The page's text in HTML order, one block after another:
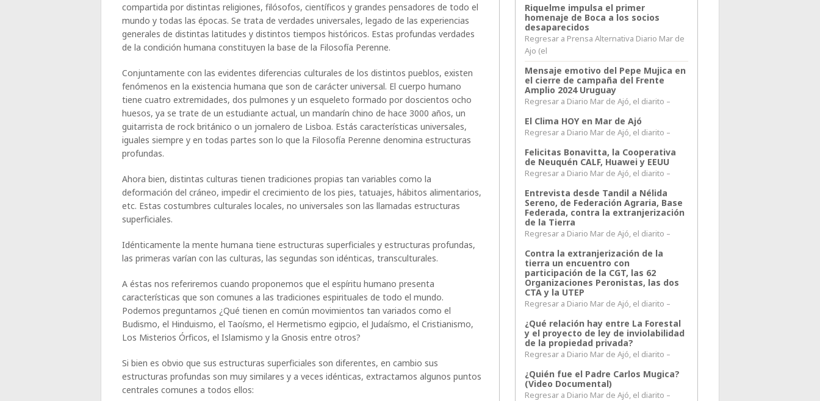
compartida por distintas religiones, filósofos, científicos y grandes pensadores de todo el
mundo y todas las épocas. Se trata de verdades universales, legado de las experiencias
generales de distintas latitudes y distintos tiempos históricos. Estas profundas verdades
de la condición humana constituyen la base de la Filosofía Perenne.
Conjuntamente con las evidentes diferencias culturales de los distintos pueblos, existen
fenómenos en la existencia humana que son de carácter universal. El cuerpo humano
tiene cuatro extremidades, dos pulmones y un esqueleto formado por doscientos ocho
huesos, ya se trate de un estudiante actual, un mandarín chino de hace 3000 años, un
guitarrista de rock británico o un jornalero de Lisboa. Estás características universales,
iguales siempre y en todas partes son lo que la Filosofía Perenne denomina estructuras
profundas.
Ahora bien, distintas culturas tienen tradiciones propias tan variables como la
deformación del cráneo, impedir el crecimiento de los pies, tatuajes, hábitos alimentarios,
etc. Estas costumbres culturales locales, no universales son las llamadas estructuras
superficiales.
Idénticamente la mente humana tiene estructuras superficiales y estructuras profundas,
las primeras varían con las culturas, las segundas son idénticas, transculturales.
A éstas nos referiremos cuando proponemos que el espíritu humano presenta
características que son comunes a las tradiciones espirituales de todo el mundo.
Podemos preguntarnos ¿Qué tienen en común movimientos tan variados como el
Budismo, el Hinduismo, el Taoísmo, el Hermetismo egipcio, el Judaísmo, el Cristianismo,
Los Misterios Órficos, el Islamismo y la Gnosis entre otros?
Si bien es obvio que sus estructuras superficiales son diferentes, en cambio sus
estructuras profundas son muy similares y a veces idénticas, extractamos algunos puntos
centrales comunes a todos ellos:
Riquelme impulsa el primer
homenaje de Boca a los socios
desaparecidos
Regresar a Prensa Alternativa Diario Mar de
Ajo (el
Mensaje emotivo del Pepe Mujica en
el cierre de campaña del Frente
Amplio 2024 Uruguay
Regresar a Diario Mar de Ajó, el diarito –
El Clima HOY en Mar de Ajó
Regresar a Diario Mar de Ajó, el diarito –
Felicitas Bonavitta, la Cooperativa
de Neuquén CALF, Huawei y EEUU
Regresar a Diario Mar de Ajó, el diarito –
Entrevista desde Tandil a Nélida
Sereno, de Federación Agraria, Base
Federada, contra la extranjerización
de la Tierra
Regresar a Diario Mar de Ajó, el diarito –
Contra la extranjerización de la
tierra un encuentro con
participación de la CGT, las 62
Organizaciones Peronistas, las dos
CTA y la UTEP
Regresar a Diario Mar de Ajó, el diarito –
¿Qué relación hay entre La Forestal
y el proyecto de ley de inviolabilidad
de la propiedad privada?
Regresar a Diario Mar de Ajó, el diarito –
¿Quién fue el Padre Carlos Mugica?
(Video Documental)
Regresar a Diario Mar de Ajó, el diarito –